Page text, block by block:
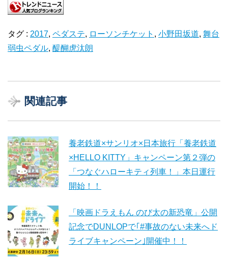
タグ : 2017, ペダステ, ローソンチケット , 小野田坂道, 舞台
弱虫ペダル, 醍醐虎汰朗
関連記事
養老鉄道×サンリオ×日本旅行「養老鉄道
×HELLO KITTY」キャンペーン第２弾の
「つなぐハローキティ列車！」本日運行
開始！！
「映画ドラえもん のび太の新恐竜」公開
記念でDUNLOPで｢#事故のない未来へド
ライブキャンペーン｣開催中！！